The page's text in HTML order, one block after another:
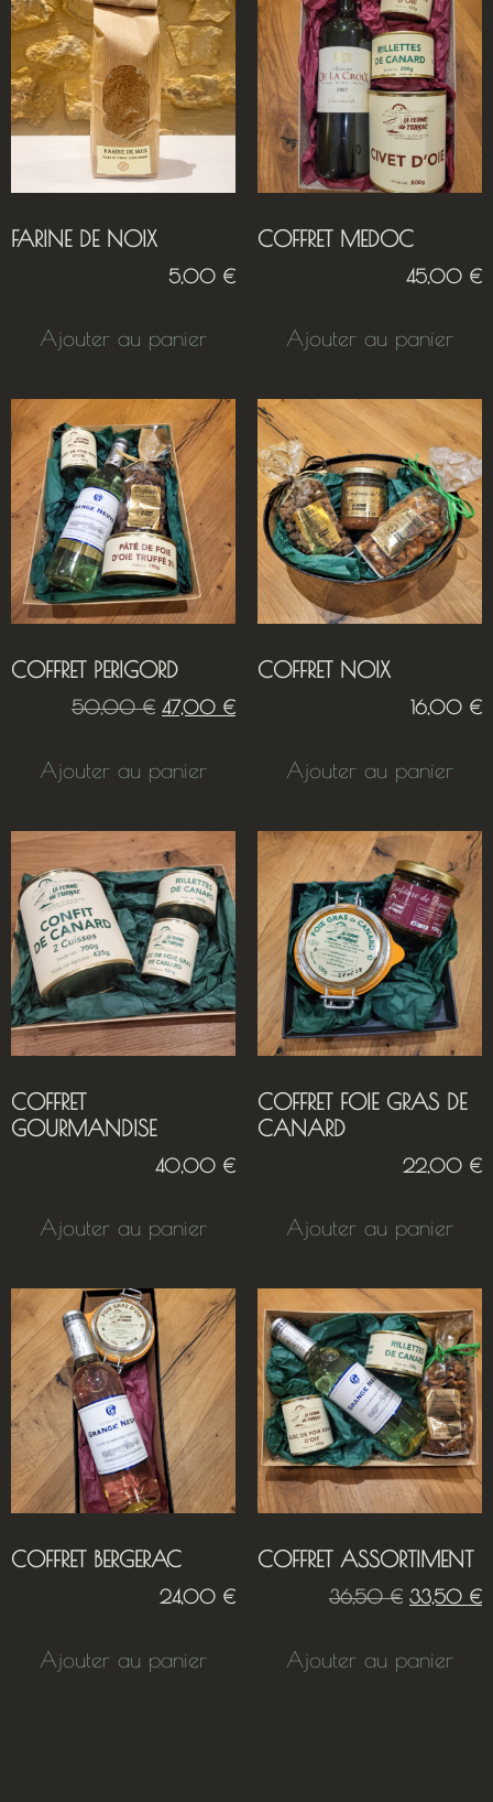
FARINE DE NOIX
5,00 €
Ajouter au panier
COFFRET MEDOC
45,00 €
Ajouter au panier
COFFRET PERIGORD
50,00€ 47,00 €
Ajouter au panier
COFFRET NOIX
16,00 €
Ajouter au panier
COFFRET
GOURMANDISE
40,00 €
Ajouter au panier
COFFRET FOIE GRAS DE
CANARD
22,00 €
Ajouter au panier
COFFRET BERGERAC
24,00 €
Ajouter au panier
COFFRET ASSORTIMENT
36,50€ 33,50 €
Ajouter au panier